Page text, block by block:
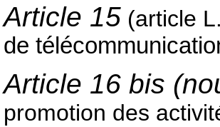
Article 15 (article
de
Article 16 bis
promotion des